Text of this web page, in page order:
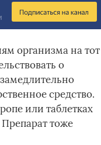
организма на тот
о
средство.
или таблетках
тоже